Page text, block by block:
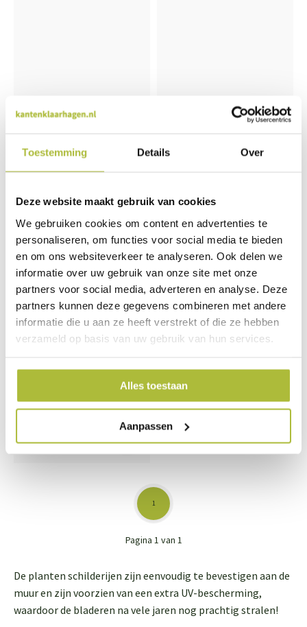
Toestemming Details Over
Deze website maakt gebruik van cookies
We gebruiken cookies om content en advertenties te
personaliseren, om functies voor social media te bieden
en om ons websiteverkeer te analyseren. Ook delen we
informatie over uw gebruik van onze site met onze
partners voor social media, adverteren en analyse. Deze
partners kunnen deze gegevens combineren met andere
informatie die u aan ze heeft verstrekt of die ze hebben
verzameld op basis van uw gebruik van hun services.
Alles toestaan
Aanpassen
klimop pro (kunsthaag)
50x50 cm
Jungle met witte varen
(kunsthaag) 100x100 cm
(kunsthaag) 100x100 cm
Pagina 1 van 1
1
De planten schilderijen zijn eenvoudig te bevestigen aan de
muur en zijn voorzien van een extra UV-bescherming,
waardoor de bladeren na vele jaren nog prachtig stralen!